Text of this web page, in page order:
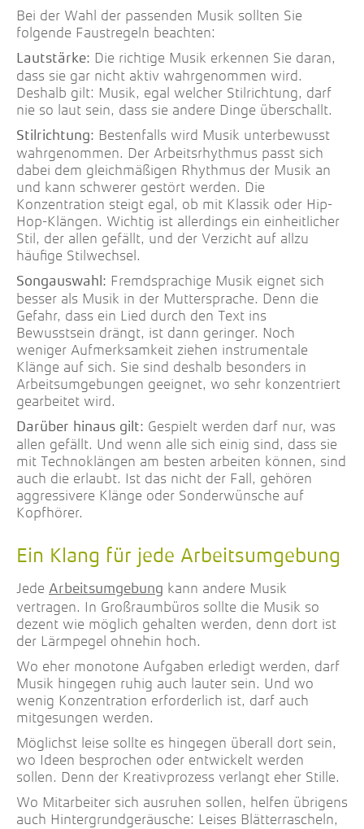
Bei der Wahl der passenden Musik sollten Sie
folgende Faustregeln beachten:
Lautstärke: Die richtige Musik erkennen Sie daran,
dass sie gar nicht aktiv wahrgenommen wird.
Deshalb gilt: Musik, egal welcher Stilrichtung, darf
nie so laut sein, dass sie andere Dinge überschallt.
Stilrichtung: Bestenfalls wird Musik unterbewusst
wahrgenommen. Der Arbeitsrhythmus passt sich
dabei dem gleichmäßigen Rhythmus der Musik an
und kann schwerer gestört werden. Die
Konzentration steigt egal, ob mit Klassik oder Hip-
Hop-Klängen. Wichtig ist allerdings ein einheitlicher
Stil, der allen gefällt, und der Verzicht auf allzu
häufige Stilwechsel.
Songauswahl: Fremdsprachige Musik eignet sich
besser als Musik in der Muttersprache. Denn die
Gefahr, dass ein Lied durch den Text ins
Bewusstsein drängt, ist dann geringer. Noch
weniger Aufmerksamkeit ziehen instrumentale
Klänge auf sich. Sie sind deshalb besonders in
Arbeitsumgebungen geeignet, wo sehr konzentriert
gearbeitet wird.
Darüber hinaus gilt: Gespielt werden darf nur, was
allen gefällt. Und wenn alle sich einig sind, dass sie
mit Technoklängen am besten arbeiten können, sind
auch die erlaubt. Ist das nicht der Fall, gehören
aggressivere Klänge oder Sonderwünsche auf
Kopfhörer.
Ein Klang für jede Arbeitsumgebung
Jede Arbeitsumgebung kann andere Musik
vertragen. In Großraumbüros sollte die Musik so
dezent wie möglich gehalten werden, denn dort ist
der Lärmpegel ohnehin hoch.
Wo eher monotone Aufgaben erledigt werden, darf
Musik hingegen ruhig auch lauter sein. Und wo
wenig Konzentration erforderlich ist, darf auch
mitgesungen werden.
Möglichst leise sollte es hingegen überall dort sein,
wo Ideen besprochen oder entwickelt werden
sollen. Denn der Kreativprozess verlangt eher Stille.
Wo Mitarbeiter sich ausruhen sollen, helfen übrigens
auch Hintergrundgeräusche: Leises Blätterrascheln,